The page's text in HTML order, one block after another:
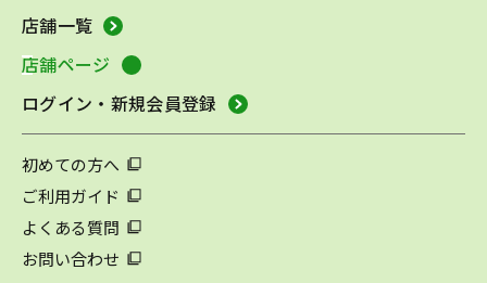
店舗一覧
店舗ページ
ログイン・新規会員登録
初めての方へ
ご利用ガイド
よくある質問
お問い合わせ